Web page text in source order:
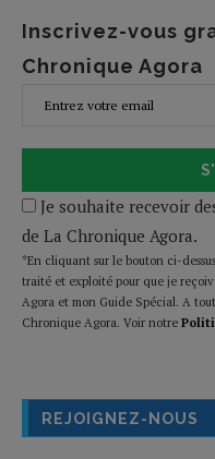
Inscrivez-vous
Chronique Agora
Je souhaite recevoir
de La Chronique Agora.
*En cliquant sur le bouton ci-
traité et exploité pour que je
Agora et mon Guide Spécial. A
Chronique Agora. Voir notre
REJOIGNEZ-NOUS